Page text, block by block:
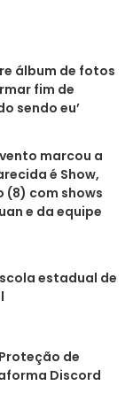
álbum de fotos
fim de
sendo eu’
marcou a
é Show,
(8) com shows
e da equipe
estadual de
de
Discord